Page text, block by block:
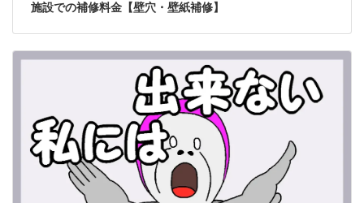
施設での補修料金【壁穴・壁紙補修】